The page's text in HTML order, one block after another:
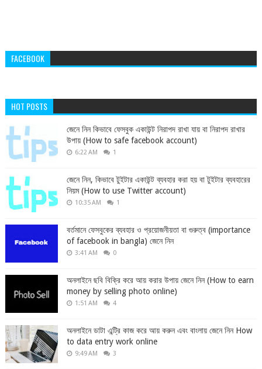
FACEBOOK
HOT POSTS
জেনে নিন কিভাবে ফেসবুক একাউন্ট নিরাপদ রাখা যায় বা নিরাপদ রাখার
উপায় (How to safe facebook account)
6:22 AM 1
জেনে নিন, কিভাবে টুইটার একাউন্ট ব্যবহার করা হয় বা টুইটার ব্যবহারের
নিয়ম (How to use Twitter account)
10:35 AM 1
বর্তমানে ফেসবুকের ব্যবহার ও প্রয়োজনীয়তা বা গুরুত্ব (importance
of facebook in bangla) জেনে নিন
3:41 AM 0
অনলাইনে ছবি বিক্রি করে আয় করার উপায় জেনে নিন (How to earn
money by selling photo online)
1:51 AM 4
অনলাইনে ডাটা এন্ট্রি কাজ করে আয় করুন এবং বাংলায় জেনে নিন How
to data entry work online
9:49 AM 3